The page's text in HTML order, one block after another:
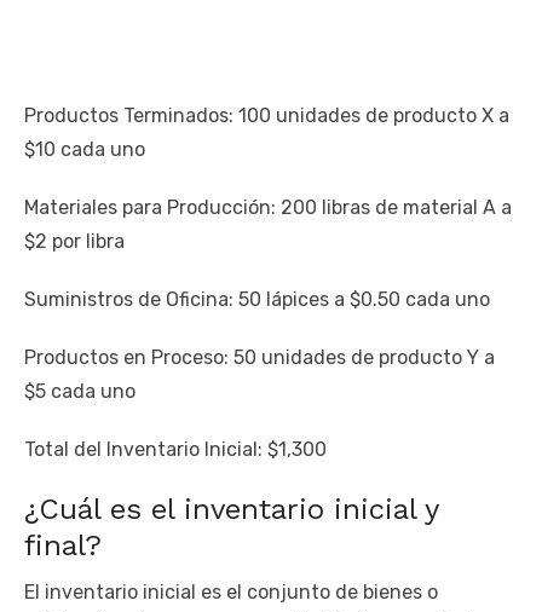
Productos Terminados: 100 unidades de producto X a
$10 cada uno
Materiales para Producción: 200 libras de material A a
$2 por libra
Suministros de Oficina: 50 lápices a $0.50 cada uno
Productos en Proceso: 50 unidades de producto Y a
$5 cada uno
Total del Inventario Inicial: $1,300
¿Cuál es el inventario inicial y
final?
El inventario inicial es el conjunto de bienes o